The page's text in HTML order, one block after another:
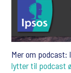
Mer om
lytter til podcast